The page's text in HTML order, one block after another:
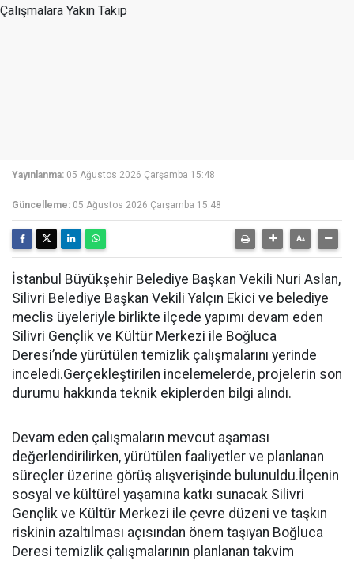
Yayınlanma: 05 Ağustos 2026 Çarşamba 15:48
Güncelleme: 05 Ağustos 2026 Çarşamba 15:48
İstanbul Büyükşehir Belediye Başkan Vekili Nuri Aslan,
Silivri Belediye Başkan Vekili Yalçın Ekici ve belediye
meclis üyeleriyle birlikte ilçede yapımı devam eden
Silivri Gençlik ve Kültür Merkezi ile Boğluca
Deresi’nde yürütülen temizlik çalışmalarını yerinde
inceledi.Gerçekleştirilen incelemelerde, projelerin son
durumu hakkında teknik ekiplerden bilgi alındı.
Devam eden çalışmaların mevcut aşaması
değerlendirilirken, yürütülen faaliyetler ve planlanan
süreçler üzerine görüş alışverişinde bulunuldu.İlçenin
sosyal ve kültürel yaşamına katkı sunacak Silivri
Gençlik ve Kültür Merkezi ile çevre düzeni ve taşkın
riskinin azaltılması açısından önem taşıyan Boğluca
Deresi temizlik çalışmalarının planlanan takvim